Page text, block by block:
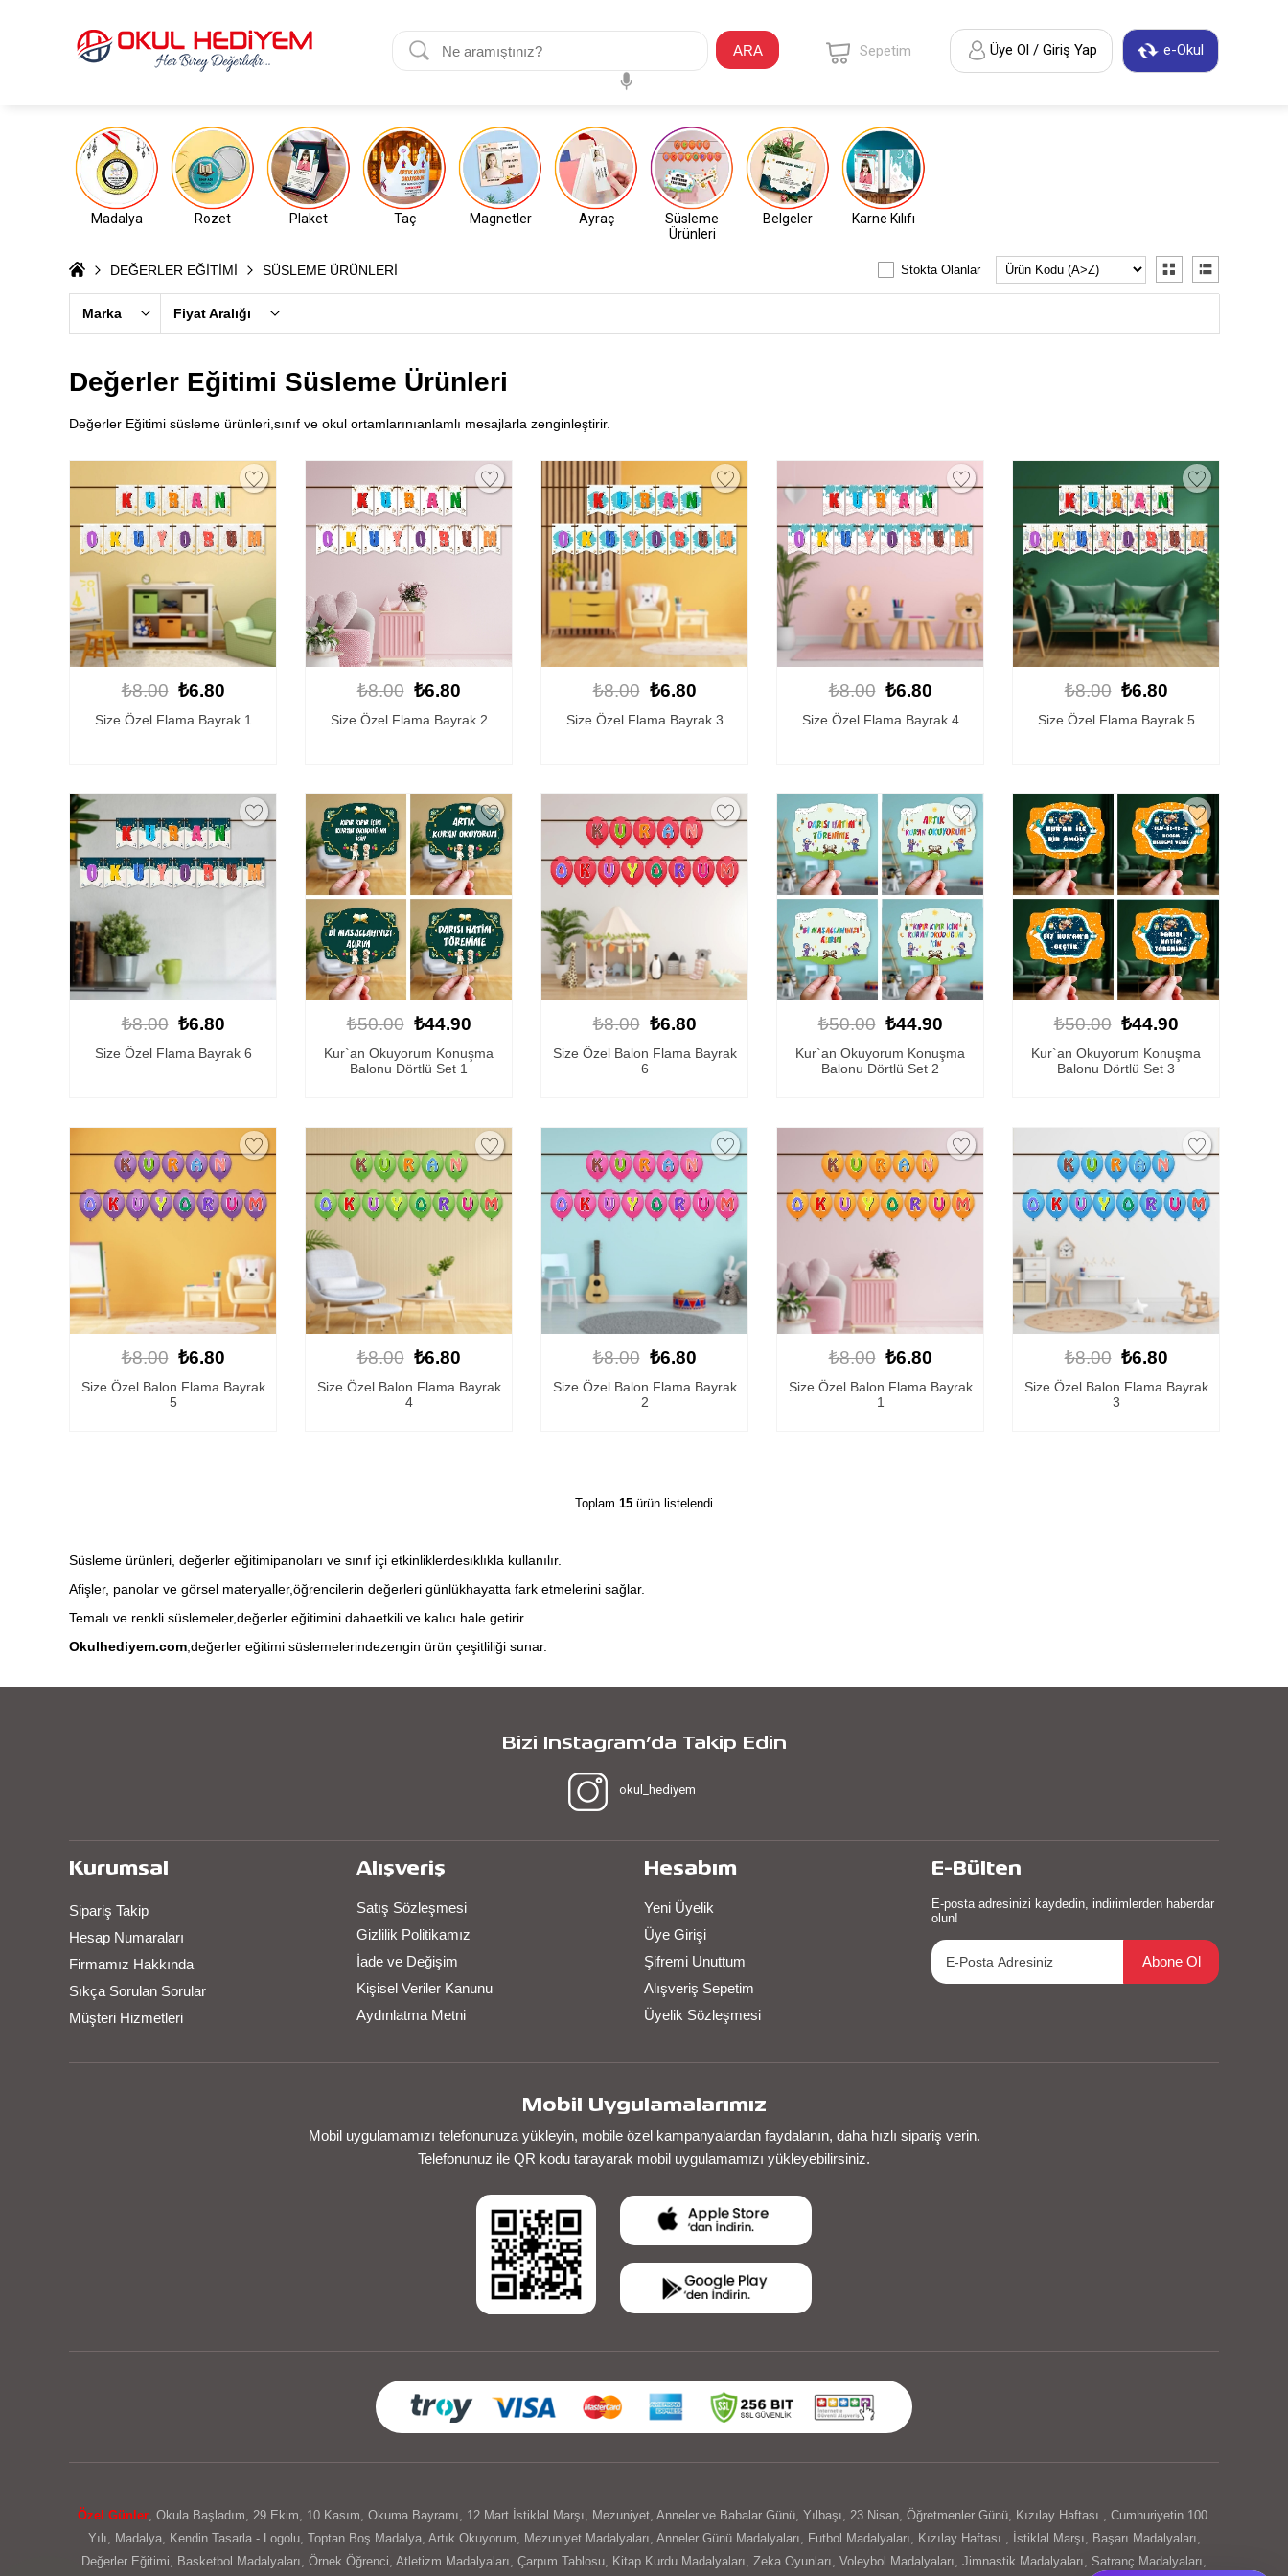
ARA e-Okul
Üye Ol / Giriş Yap
Sepetim
Madalya Rozet Plaket Taç Magnetler Ayraç
Süsleme
Ürünleri
Belgeler Karne Kılıfı
DEĞERLER EĞİTİMİ SÜSLEME ÜRÜNLERİ Stokta Olanlar
Marka Fiyat Aralığı
Değerler Eğitimi Süsleme Ürünleri
Değerler Eğitimi süsleme ürünleri,sınıf ve okul ortamlarınıanlamlı mesajlarla zenginleştirir.
₺8.00 ₺6.80
Size Özel Flama Bayrak 1
₺8.00 ₺6.80
Size Özel Flama Bayrak 2
₺8.00 ₺6.80
Size Özel Flama Bayrak 3
₺8.00 ₺6.80
Size Özel Flama Bayrak 4
₺8.00 ₺6.80
Size Özel Flama Bayrak 5
₺8.00 ₺6.80
Size Özel Flama Bayrak 6
₺50.00 ₺44.90
Kur`an Okuyorum Konuşma
Balonu Dörtlü Set 1
₺8.00 ₺6.80
Size Özel Balon Flama Bayrak
6
₺50.00 ₺44.90
Kur`an Okuyorum Konuşma
Balonu Dörtlü Set 2
₺50.00 ₺44.90
Kur`an Okuyorum Konuşma
Balonu Dörtlü Set 3
₺8.00 ₺6.80
Size Özel Balon Flama Bayrak
5
₺8.00 ₺6.80
Size Özel Balon Flama Bayrak
4
₺8.00 ₺6.80
Size Özel Balon Flama Bayrak
2
₺8.00 ₺6.80
Size Özel Balon Flama Bayrak
1
₺8.00 ₺6.80
Size Özel Balon Flama Bayrak
3
Toplam 15 ürün listelendi
Süsleme ürünleri, değerler eğitimipanoları ve sınıf içi etkinliklerdesıklıkla kullanılır.
Afişler, panolar ve görsel materyaller,öğrencilerin değerleri günlükhayatta fark etmelerini sağlar.
Temalı ve renkli süslemeler,değerler eğitimini dahaetkili ve kalıcı hale getirir.
Okulhediyem.com ,değerler eğitimi süslemelerindezengin ürün çeşitliliği sunar.
Bizi Instagram’da Takip Edin
okul_hediyem
Kurumsal
Sipariş Takip
Hesap Numaraları
Firmamız Hakkında
Sıkça Sorulan Sorular
Müşteri Hizmetleri
Alışveriş
Satış Sözleşmesi
Gizlilik Politikamız
İade ve Değişim
Kişisel Veriler Kanunu
Aydınlatma Metni
Hesabım
Yeni Üyelik
Üye Girişi
Şifremi Unuttum
Alışveriş Sepetim
Üyelik Sözleşmesi
E-Bülten
E-posta adresinizi kaydedin, indirimlerden haberdar
olun!
Abone Ol
Mobil Uygulamalarımız
Mobil uygulamamızı telefonunuza yükleyin, mobile özel kampanyalardan faydalanın, daha hızlı sipariş verin.
Telefonunuz ile QR kodu tarayarak mobil uygulamamızı yükleyebilirsiniz.
Özel Günler, Okula Başladım 29 Ekim 10 Kasım Okuma Bayramı 12 Mart İstiklal Marşı Mezuniyet, Anneler ve Babalar Günü, Yılbaşı 23 Nisan, Öğretmenler Günü, Kızılay Haftası
Cumhuriyetin 100.
Yılı
Madalya, Kendin Tasarla - Logolu, Toptan Boş Madalya, Artık Okuyorum Mezuniyet Madalyaları Anneler Günü Madalyaları Futbol Madalyaları Kızılay Haftası İstiklal Marşı Başarı Madalyaları
Değerler Eğitimi
Basketbol Madalyaları Örnek Öğrenci Atletizm Madalyaları Çarpım Tablosu Kitap Kurdu Madalyaları Zeka Oyunları Voleybol Madalyaları Jimnastik Madalyaları Satranç Madalyaları